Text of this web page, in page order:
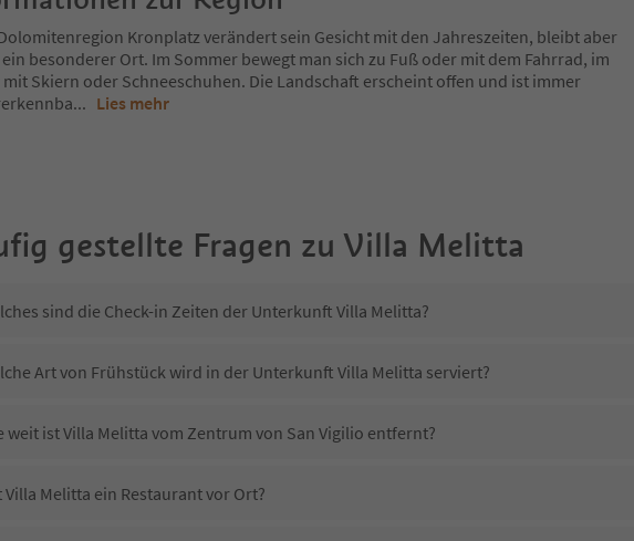
Kronplatz verändert sein Gesicht mit den Jahreszeiten, bleibt aber
besonderer Ort. Im Sommer bewegt man sich zu Fuß oder mit dem Fahrrad, im
Skiern oder Schneeschuhen. Die Landschaft erscheint offen und ist immer
... Lies mehr
gestellte Fragen zu Villa Melitta
sind die Check-in Zeiten der Unterkunft Villa Melitta?
Art von Frühstück wird in der Unterkunft Villa Melitta serviert?
weit ist Villa Melitta vom Zentrum von San Vigilio entfernt?
Villa Melitta ein Restaurant vor Ort?